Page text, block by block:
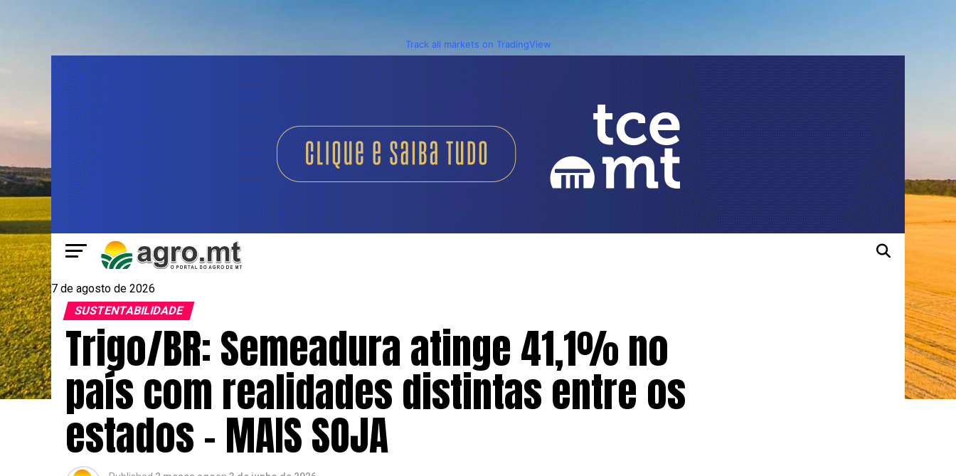
Track all markets on TradingView
7 de agosto de 2026
SUSTENTABILIDADE
Trigo/BR: Semeadura atinge 41,1% no
país com realidades distintas entre os
estados – MAIS SOJA